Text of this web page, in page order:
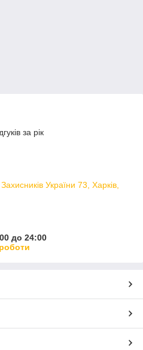
за рік
України 73, Харків,
до 24:00